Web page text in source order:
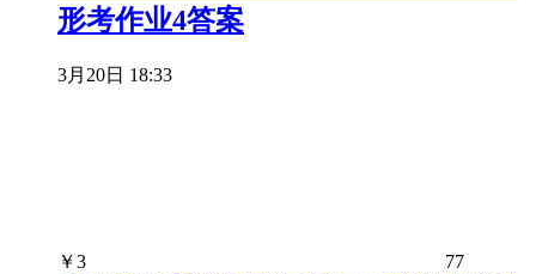
形考作业4答案
3月20日 18:33
￥3 77